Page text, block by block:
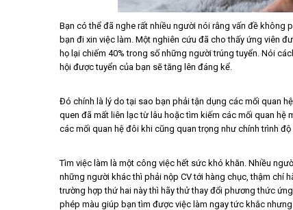
Bạn có thể đã nghe rất nhiều người nói rằng vấn đề không
bạn đi xin việc làm. Một nghiên cứu đã cho thấy ứng viên
họ lại chiếm 40% trong số những người trúng tuyển. Nói
hội được tuyển của bạn sẽ tăng lên đáng kể.
Đó chính là lý do tại sao bạn phải tận dụng các mối quan
quen đã mất liên lạc từ lâu hoặc tìm kiếm các mối quan hệ
các mối quan hệ đôi khi cũng quan trọng như chính trình
Tìm việc làm là một công việc hết sức khó khăn. Nhiều
những người khác thì phải nộp CV tới hàng chục, thậm chí
trường hợp thứ hai này thì hãy thử thay đổi phương thức
phép màu giúp bạn tìm được việc làm ngay tức khắc